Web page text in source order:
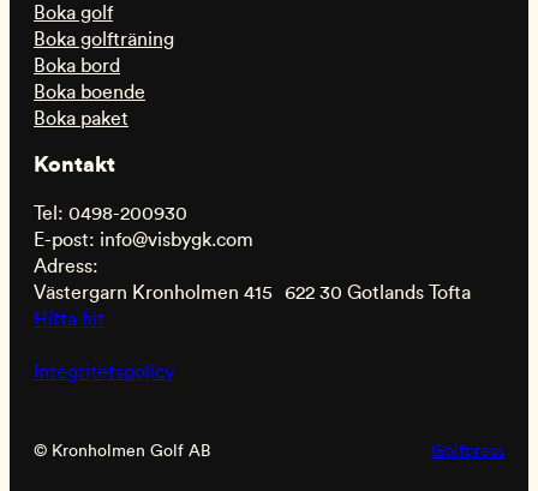
Boka golf
Boka golfträning
Boka bord
Boka boende
Boka paket
Kontakt
Tel: 0498-200930
E-post: info@visbygk.com
Adress:
Västergarn Kronholmen 415 622 30 Gotlands Tofta
Hitta hit
Integritetspolicy
© Kronholmen Golf AB Golfpress